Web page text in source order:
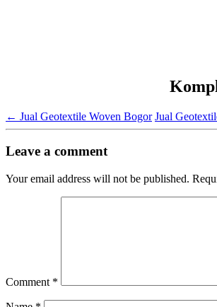
← Jual Geotextile Woven Bogor Jual
Leave a comment
Your email address will not be published.
Comment *